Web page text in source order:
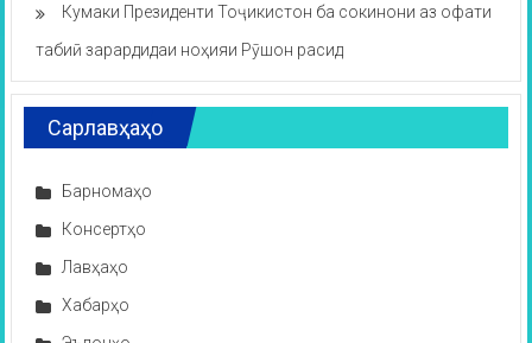
Кумаки Президенти Тоҷикистон ба сокинони аз офати
табиӣ зарардидаи ноҳияи Рӯшон расид
Сарлавҳаҳо
Барномаҳо
Консертҳо
Лавҳаҳо
Хабарҳо